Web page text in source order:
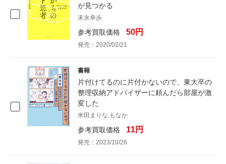
が見つかる
末永幸歩
参考買取価格 50円
発売：2020/02/21
書籍
片付けてるのに片付かないので、東大卒の
整理収納アドバイザーに頼んだら部屋が激
変した
米田まりな,もなか
参考買取価格 11円
発売：2023/10/26